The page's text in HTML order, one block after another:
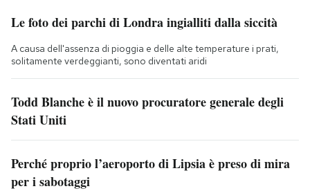
Le foto dei parchi di Londra ingialliti dalla siccità
A causa dell'assenza di pioggia e delle alte temperature i prati,
solitamente verdeggianti, sono diventati aridi
Todd Blanche è il nuovo procuratore generale degli
Stati Uniti
Perché proprio l’aeroporto di Lipsia è preso di mira
per i sabotaggi